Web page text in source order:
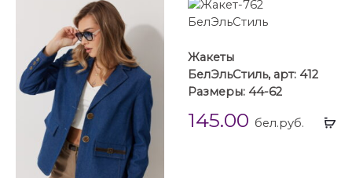
Жакеты
БелЭльСтиль, арт: 412
Размеры: 44-62
145.00 бел.руб.